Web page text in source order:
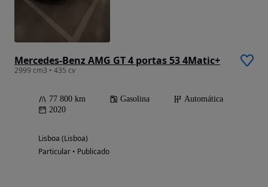
Mercedes-Benz AMG GT 4 portas 53 4Matic+
2999 cm3 • 435 cv
77 800 km Gasolina
Automática
2020
Lisboa (Lisboa)
Particular • Publicado